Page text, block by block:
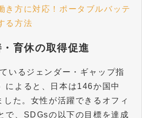
き方に対応！ポータブルバッテ
る方法
育休の取得促進
いるジェンダー・ギャップ指
によると、日本は146か国中
た。女性が活躍できるオフィ
で、SDGsの以下の目標を達成